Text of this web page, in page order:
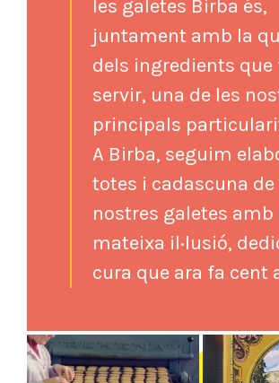
les galetes Birba és,
juntament amb la
dels ingredients que
servir, una de les
principals
A Birba, seguim
totes i cadascuna de
nostres galetes amb
mateixa il·lusió,
cura que ara fa cent